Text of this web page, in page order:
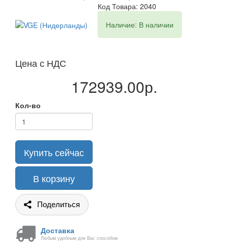
Код Товара: 2040
Наличие: В наличии
Цена с НДС
172939.00р.
Кол-во
Купить сейчас
В корзину
Поделиться
Доставка
Любым удобным для Вас способом